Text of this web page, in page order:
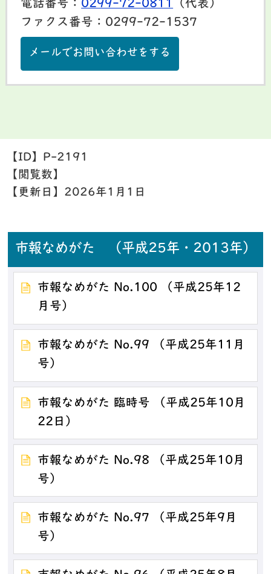
電話番号： 0299-72-0811
（代表）
ファクス番号：0299-72-1537
メールでお問い合わせをする
【ID】 P-2191
【閲覧数】
【更新日】 2026年1月1日
市報なめがた （平成25年・2013年）
市報なめがた No.100 （平成25年12
月号）
市報なめがた No.99 （平成25年11月
号）
市報なめがた 臨時号 （平成25年10月
22日）
市報なめがた No.98 （平成25年10月
号）
市報なめがた No.97 （平成25年9月
号）